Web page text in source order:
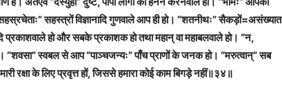
सहस्त्रों विज्ञानादि गुणवाले आप ही हो। “शतनीथः” सैकड़ों=असंख्यात
प्रकाशवाले हो और सबके प्रकाशक हो तथा महान् वा महाबलवाले हो। “न,
“शवसा” स्वबल से आप “पाञ्चजन्यः” पाँच प्राणों के जनक हो। “मरुत्वान्” सब
रक्षा के लिए प्रवृत्त हों, जिससे हमारा कोई काम बिगड़े नहीं॥३४॥